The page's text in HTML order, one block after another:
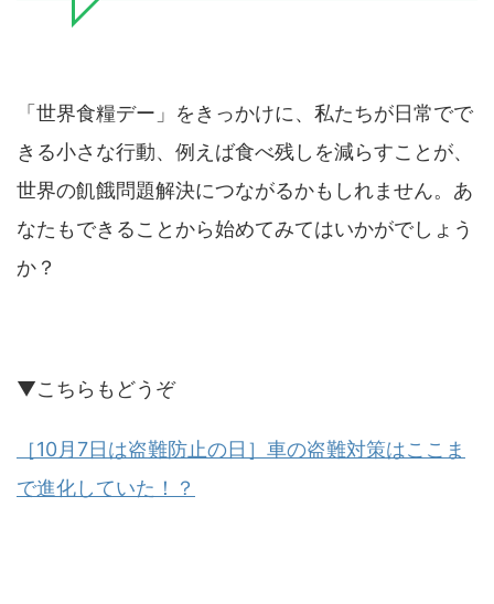
「世界食糧デー」をきっかけに、私たちが日常でで
きる小さな行動、例えば食べ残しを減らすことが、
世界の飢餓問題解決につながるかもしれません。あ
なたもできることから始めてみてはいかがでしょう
か？
▼こちらもどうぞ
［10月7日は盗難防止の日］車の盗難対策はここま
で進化していた！？